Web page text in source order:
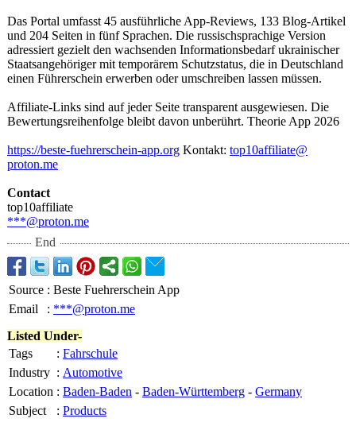
Das Portal umfasst 45 ausführliche App-Reviews, 133 Blog-Artikel
und 204 Seiten in fünf Sprachen. Die russischsprachige Version
adressiert gezielt den wachsenden Informationsbedarf ukrainischer
Staatsangehöriger mit temporärem Schutzstatus, die in Deutschland
einen Führerschein erwerben oder umschreiben lassen müssen.
Affiliate-Links sind auf jeder Seite transparent ausgewiesen. Die
Bewertungsreihenfolge bleibt davon unberührt. Theorie App 2026
https://beste-fuehrerschein-app.org Kontakt: top10affiliate@
proton.me
Contact
top10affiliate
***@proton.me
End
Source : Beste Fuehrerschein App
Email
: ***@proton.me
Listed Under-
Tags
: Fahrschule
Industry : Automotive
Location : Baden-Baden - Baden-Württemberg - Germany
Subject
: Products